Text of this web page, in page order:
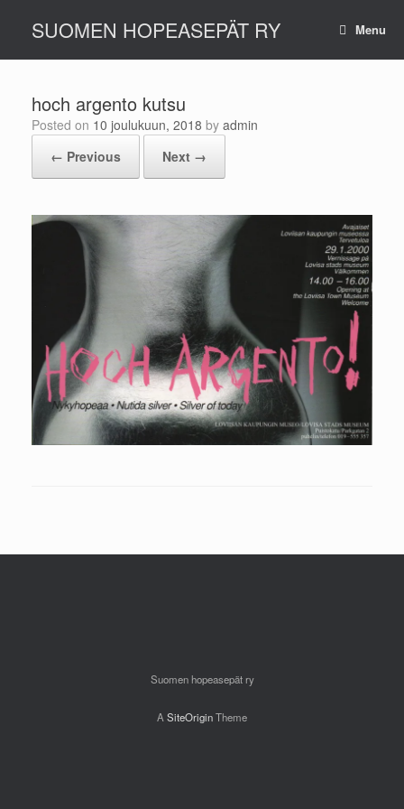
contentSUOMEN HOPEASEPÄT RY Menu
hoch argento kutsu
Posted on 10 joulukuun, 2018 by admin
← Previous
Next →
Suomen hopeasepät ry
ASiteOriginTheme